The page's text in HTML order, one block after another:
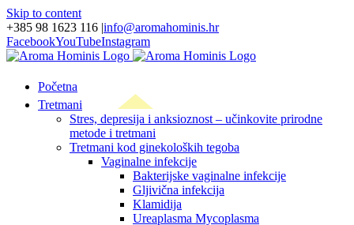
Skip to content
+385 98 1623 116 |info@aromahominis.hr
FacebookYouTubeInstagram
Početna
Tretmani
Stres, depresija i anksioznost – učinkovite prirodne
metode i tretmani
Tretmani kod ginekoloških tegoba
Vaginalne infekcije
Bakterijske vaginalne infekcije
Gljivična infekcija
Klamidija
Ureaplasma Mycoplasma